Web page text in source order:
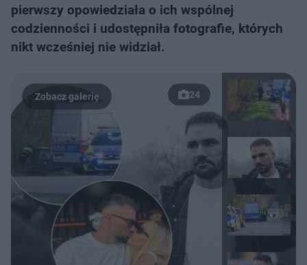
pierwszy opowiedziała o ich wspólnej
codzienności i udostępniła fotografie, których
nikt wcześniej nie widział.
24